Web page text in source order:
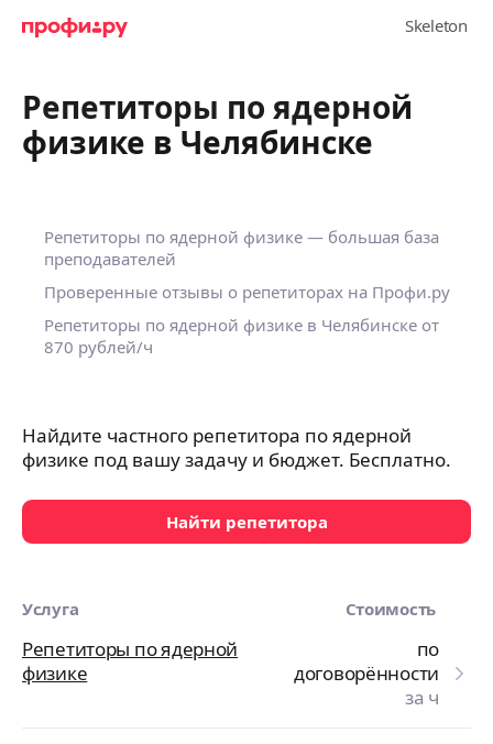
Репетиторы по ядерной
физике в Челябинске
Репетиторы по ядерной физике — большая база
преподавателей
Проверенные отзывы о репетиторах на Профи.ру
Репетиторы по ядерной физике в Челябинске от
870 рублей/ч
Найдите частного репетитора по ядерной
физике под вашу задачу и бюджет. Бесплатно.
Найти репетитора
Услуга Стоимость
Репетиторы по ядерной
физике
по
договорённости
за ч